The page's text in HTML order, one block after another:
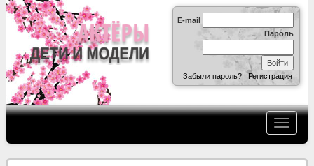
E-mail
Пароль
Забыли пароль?|Регистрация